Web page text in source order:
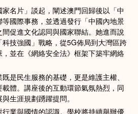
名片」談起，闡述澳門回歸後以「中
國際事務，並透過發行「中國內地景
促進文化認同與國家聯結。她進而說
技強國」戰略，從5G佈局到大灣區跨
並在《網絡安全法》框架下築牢網絡
民生服務的基礎，更是維護主權、
體。講座後的互動環節氣氛熱烈，同
生涯規劃踴躍提問。
業與國情的認識。學校將持續舉辦優